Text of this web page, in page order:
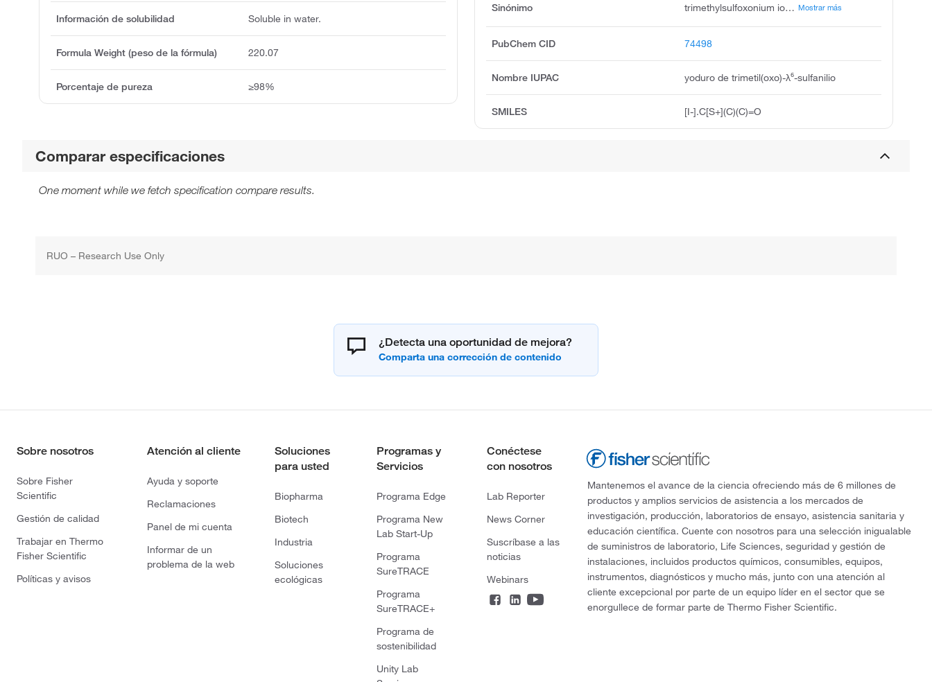
Sinónimo trimethylsulfoxonium iodide, trimethylsulphoxonium iodide, trimethyloxosulfonium iodide, sulfoxonium, trimethyl-, iodide, trimethyloxosulphonium iodide, trimethyl sulphoxonium ioidie, s,s,s-trimethylsulfoxonium iodide, trimethylsulfoxoniumiodide, sulfonium, trimethyl-, iodide, oxide, sulfoxonium, trimethyl-, iodide 1:1 Mostrar más
PubChem CID 74498
Nombre IUPAC yoduro de trimetil(oxo)-λ⁶-sulfanilio
SMILES [I-].C[S+](C)(C)=O
Información de solubilidad Soluble in water.
Formula Weight (peso de la fórmula) 220.07
Porcentaje de pureza ≥98%
Comparar especificaciones
One moment while we fetch specification compare results.
RUO – Research Use Only
¿Detecta una oportunidad de mejora?
Sobre nosotros
Sobre Fisher
Scientific
Gestión de calidad
Trabajar en Thermo
Fisher Scientific
Políticas y avisos
Atención al cliente
Ayuda y soporte
Reclamaciones
Panel de mi cuenta
Informar de un
problema de la web
Soluciones
para usted
Biopharma
Biotech
Industria
Soluciones
ecológicas
Programas y
Servicios
Programa Edge
Programa New
Lab Start-Up
Programa
SureTRACE
Programa
SureTRACE+
Programa de
sostenibilidad
Unity Lab
Conéctese
con nosotros
Lab Reporter
News Corner
Suscríbase a las
noticias
Webinars
Mantenemos el avance de la ciencia ofreciendo más de 6 millones de
productos y amplios servicios de asistencia a los mercados de
investigación, producción, laboratorios de ensayo, asistencia sanitaria y
educación científica. Cuente con nosotros para una selección inigualable
de suministros de laboratorio, Life Sciences, seguridad y gestión de
instalaciones, incluidos productos químicos, consumibles, equipos,
instrumentos, diagnósticos y mucho más, junto con una atención al
cliente excepcional por parte de un equipo líder en el sector que se
enorgullece de formar parte de Thermo Fisher Scientific.